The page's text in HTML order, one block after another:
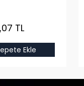
TL
Ekle